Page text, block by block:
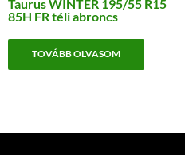
Taurus WINTER 195/55 R15
85H FR téli abroncs
TOVÁBB OLVASOM